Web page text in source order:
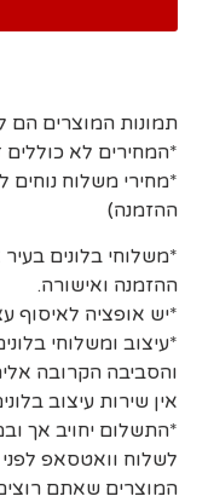
תמונות המוצרים
*המחירים לא
*מחירי משלוח נוחים
ההזמנה)
ההזמנה ואישורה.
*יש אופציה לאיסוף
*עיצוב ומשלוחי
והסביבה הקרובה
אין שירות עיצוב
*התשלום יחויב אך
לשלוח וואטסאפ
המוצרים שאתם